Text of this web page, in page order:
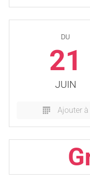
DU
21
JUIN
Ajouter